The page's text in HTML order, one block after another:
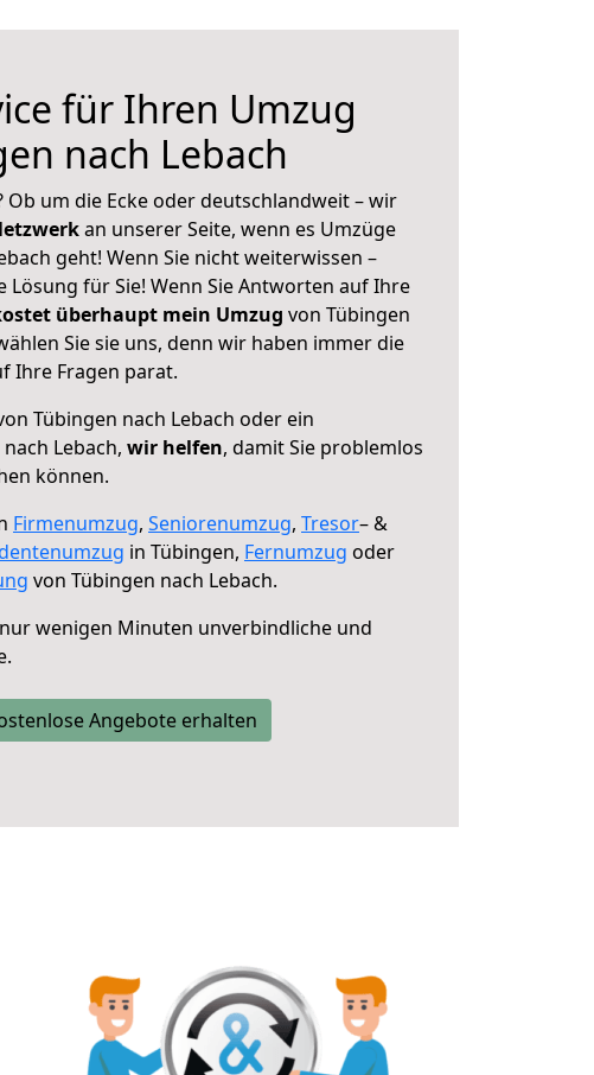
für Ihren Umzug
nach Lebach
Ob um die Ecke oder deutschlandweit – wir
an unserer Seite, wenn es Umzüge
geht! Wenn Sie nicht weiterwissen –
Lösung für Sie! Wenn Sie Antworten auf Ihre
überhaupt mein Umzug von Tübingen
Sie sie uns, denn wir haben immer die
Ihre Fragen parat.
Tübingen nach Lebach oder ein
Lebach, wir helfen, damit Sie problemlos
können.
Firmenumzug, Seniorenumzug, Tresor– &
in Tübingen, Fernumzug oder
von Tübingen nach Lebach.
wenigen Minuten unverbindliche und
Angebote erhalten